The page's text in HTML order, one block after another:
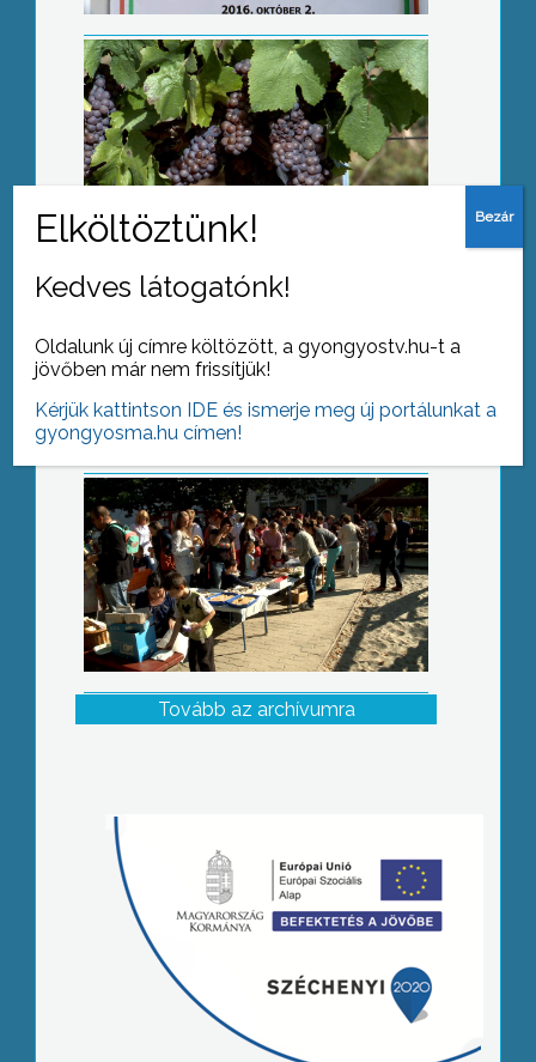
Erdészeti nyílt nap
Mihály-napi vásár
Tovább az archívumra
Kedves látogatónk!
Oldalunk új címre költözött, a gyongyostv.hu-t a
jövőben már nem frissítjük!
Kérjük kattintson IDE és ismerje meg új portálunkat a
gyongyosma.hu címen!